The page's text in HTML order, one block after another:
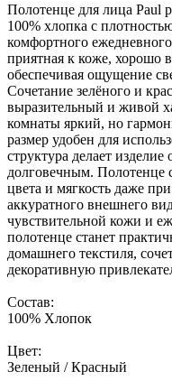
Полотенце для лица Paul
100% хлопка с
комфортного
приятная к коже, хорошо
обеспечивая ощущение
Сочетание зелёного и
выразительный и живой
комнаты яркий, но
размер удобен для
структура делает
долговечным. Полотенце
цвета и мягкость даже
аккуратного внешнего
чувствительной кожи и
полотенце станет
домашнего текстиля,
декоративную
Состав:
100% Хлопок
Цвет:
Зеленый / Красный